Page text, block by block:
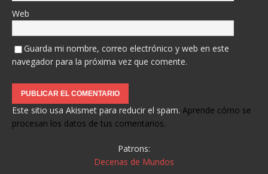
Web
Guarda mi nombre, correo electrónico y web en este
navegador para la próxima vez que comente.
Este sitio usa Akismet para reducir el spam. Aprende cómo se
procesan los datos de tus comentarios.
Patrons:
Decenas de Mundos